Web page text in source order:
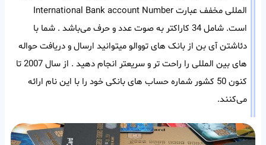
المللی مخفف عبارت International Bank account Number
است. شامل 34 کاراکتر به صوت عدد و حرف می‌باشد . شما با
دئاشتن آی بن از بانک های تووالو میتوانید ارسال و دریافت حواله
های بین المللی را راحت تر و سریعتر انجام دهید . از سال 2007 تا
کنون 50 کشور شماره حساب های بانکی خود را با این نام ارائه
می‌کنند.